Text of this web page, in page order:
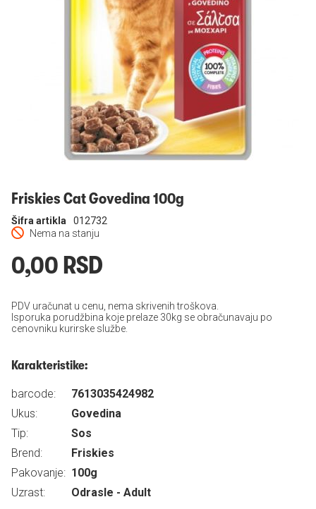
Friskies Cat Govedina 100g
Nema na stanju
Šifra artikla 012732
0,00 RSD
PDV uračunat u cenu, nema skrivenih troškova.
Isporuka porudžbina koje prelaze 30kg se obračunavaju po
cenovniku kurirske službe.
Karakteristike:
barcode:
7613035424982
Ukus:
Govedina
Tip:
Sos
Brend:
Friskies
Pakovanje: 100g
Uzrast:
Odrasle - Adult